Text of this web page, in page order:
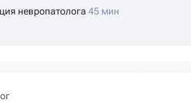
невропатолога 45 мин